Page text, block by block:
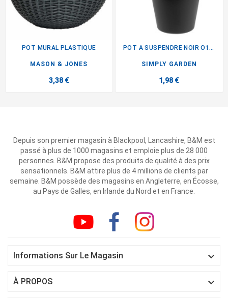
POT MURAL PLASTIQUE
MASON & JONES
3,38 €
POT A SUSPENDRE NOIR O18CM
SIMPLY GARDEN
1,98 €
Depuis son premier magasin à Blackpool, Lancashire, B&M est
passé à plus de 1000 magasins et emploie plus de 28 000
personnes. B&M propose des produits de qualité à des prix
sensationnels. B&M attire plus de 4 millions de clients par
semaine. B&M possède des magasins en Angleterre, en Écosse,
au Pays de Galles, en Irlande du Nord et en France.
Informations Sur Le Magasin 
À PROPOS 